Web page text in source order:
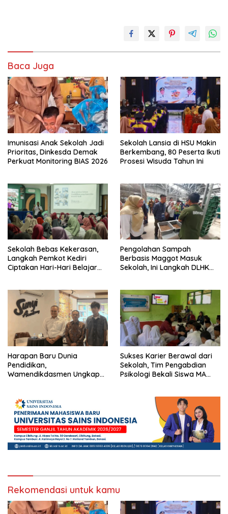
Baca Juga
Imunisasi Anak Sekolah Jadi
Prioritas, Dinkesda Demak
Perkuat Monitoring BIAS 2026
Sekolah Lansia di HSU Makin
Berkembang, 80 Peserta Ikuti
Prosesi Wisuda Tahun Ini
Sekolah Bebas Kekerasan,
Langkah Pemkot Kediri
Ciptakan Hari-Hari Belajar
Pengolahan Sampah
Berbasis Maggot Masuk
Sekolah, Ini Langkah DLHK
Harapan Baru Dunia
Pendidikan,
Wamendikdasmen Ungkap
Sukses Karier Berawal dari
Sekolah, Tim Pengabdian
Psikologi Bekali Siswa MA
Rekomendasi untuk kamu